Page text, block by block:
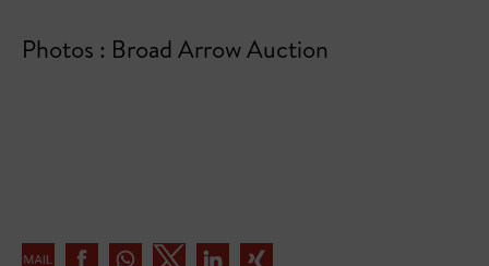
Photos : Broad Arrow Auction